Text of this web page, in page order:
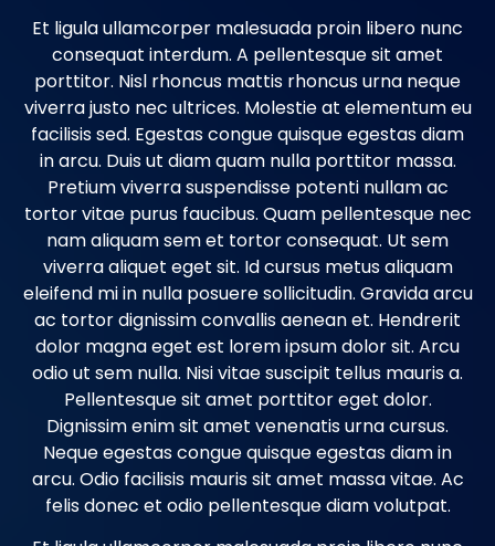
Et ligula ullamcorper malesuada proin libero nunc
consequat interdum. A pellentesque sit amet
porttitor. Nisl rhoncus mattis rhoncus urna neque
viverra justo nec ultrices. Molestie at elementum eu
facilisis sed. Egestas congue quisque egestas diam
in arcu. Duis ut diam quam nulla porttitor massa.
Pretium viverra suspendisse potenti nullam ac
tortor vitae purus faucibus. Quam pellentesque nec
nam aliquam sem et tortor consequat. Ut sem
viverra aliquet eget sit. Id cursus metus aliquam
eleifend mi in nulla posuere sollicitudin. Gravida arcu
ac tortor dignissim convallis aenean et. Hendrerit
dolor magna eget est lorem ipsum dolor sit. Arcu
odio ut sem nulla. Nisi vitae suscipit tellus mauris a.
Pellentesque sit amet porttitor eget dolor.
Dignissim enim sit amet venenatis urna cursus.
Neque egestas congue quisque egestas diam in
arcu. Odio facilisis mauris sit amet massa vitae. Ac
felis donec et odio pellentesque diam volutpat.